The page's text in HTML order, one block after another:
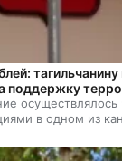
тагильчанину
поддержку
осуществлялось
в одном из